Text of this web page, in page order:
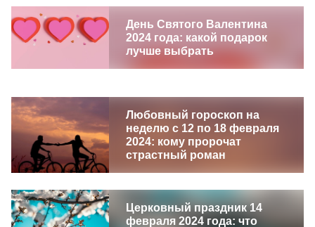
День Святого Валентина
2024 года: какой подарок
лучше выбрать
Любовный гороскоп на
неделю с 12 по 18 февраля
2024: кому пророчат
страстный роман
Церковный праздник 14
февраля 2024 года: что